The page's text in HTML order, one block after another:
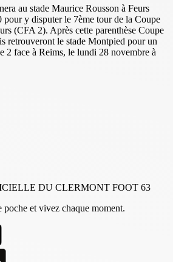
au stade Maurice Rousson à Feurs
pour y disputer le 7ème tour de la Coupe
(CFA 2). Après cette parenthèse Coupe
retrouveront le stade Montpied pour un
2 face à Reims, le lundi 28 novembre à
DU CLERMONT FOOT 63
et vivez chaque moment.